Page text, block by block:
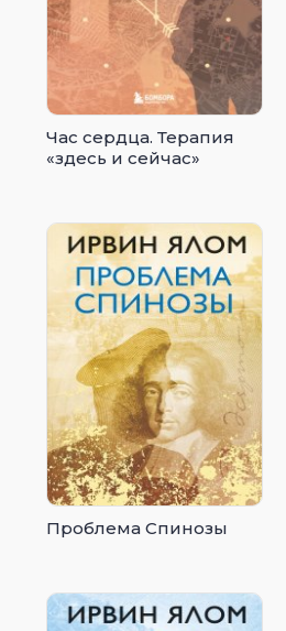
Час сердца. Терапия
«здесь и сейчас»
Проблема Спинозы